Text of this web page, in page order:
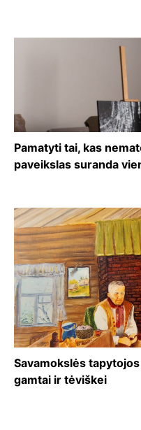
Pamatyti tai, kas
paveikslas suranda
Savamokslės
gamtai ir tėviškei